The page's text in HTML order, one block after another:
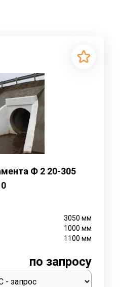
Ф 2 20-305
3050 мм
1000 мм
1100 мм
по запросу